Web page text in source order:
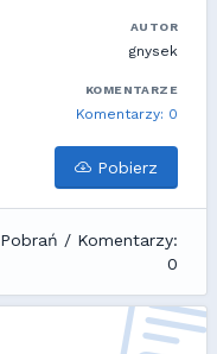
AUTOR
gnysek
KOMENTARZE
Komentarzy: 0
Pobierz
Pobrań / Komentarzy:
0